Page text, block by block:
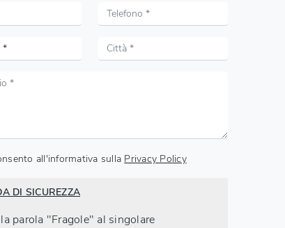
all'informativa sulla Privacy Policy
DI SICUREZZA
parola "Fragole" al singolare